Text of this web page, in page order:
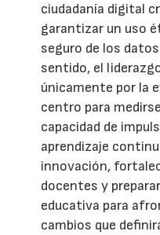
ciudadanía digital
garantizar un uso
seguro de los
sentido, el
únicamente por la
centro para
capacidad de
aprendizaje
innovación,
docentes y
educativa para
cambios que